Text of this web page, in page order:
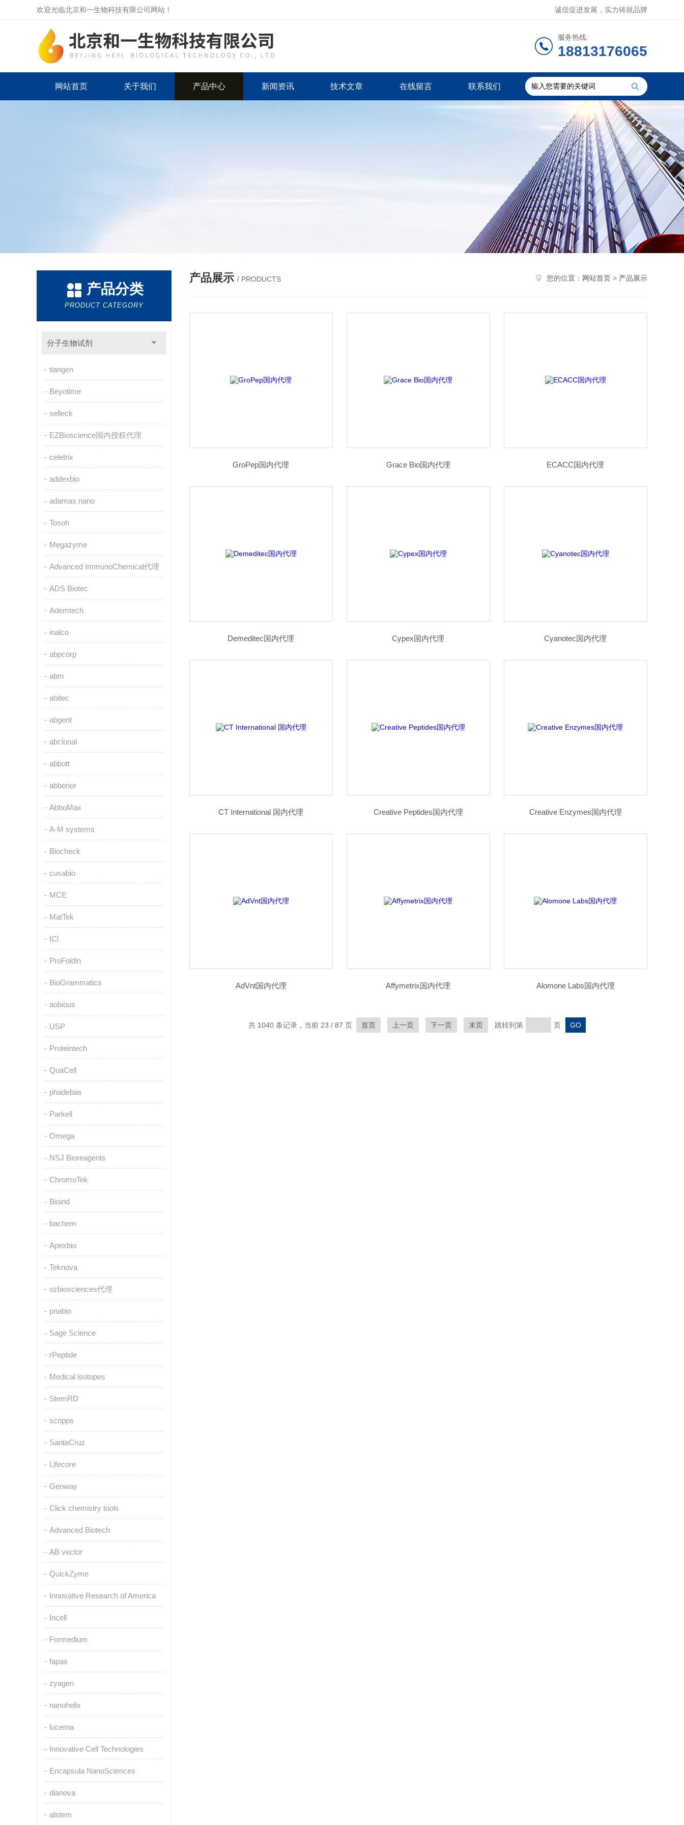
欢迎光临北京和一生物科技有限公司网站！ 诚信促进发展，实力铸就品牌
服务热线:
18813176065
网站首页 关于我们 产品中心 新闻资讯 技术文章 在线留言 联系我们
产品分类
PRODUCT CATEGORY
分子生物试剂
tiangen
Beyotime
selleck
EZBioscience国内授权代理
celetrix
addexbio
adamas nano
Tosoh
Megazyme
Advanced ImmunoChemical代理
ADS Biotec
Ademtech
inalco
abpcorp
abm
abitec
abgent
abclonal
abbott
abberior
AbboMax
A-M systems
Biocheck
cusabio
MCE
MatTek
ICl
ProFoldin
BioGrammatics
aobious
USP
Proteintech
QuaCell
phadebas
Parkell
Omega
NSJ Bioreagents
ChromoTek
Bioind
bachem
Apexbio
Teknova
ozbiosciences代理
pnabio
Sage Science
rPeptide
Medical isotopes
StemRD
scripps
SantaCruz
Lifecore
Genway
Click chemistry tools
Advanced Biotech
AB vector
QuickZyme
Innovative Research of America
Incell
Formedium
fapas
zyagen
nanohelix
lucerna
Innovative Cell Technologies
Encapsula NanoSciences
dianova
alstem
产品展示 / PRODUCTS 您的位置： 网站首页 > 产品展示
GroPep国内代理 Grace Bio国内代理 ECACC国内代理
Demeditec国内代理 Cypex国内代理 Cyanotec国内代理
CT International 国内代理 Creative Peptides国内代理 Creative Enzymes国内代理
AdVnt国内代理 Affymetrix国内代理 Alomone Labs国内代理
共 1040 条记录，当前 23 / 87 页 首页 上一页 下一页 末页 跳转到第 页